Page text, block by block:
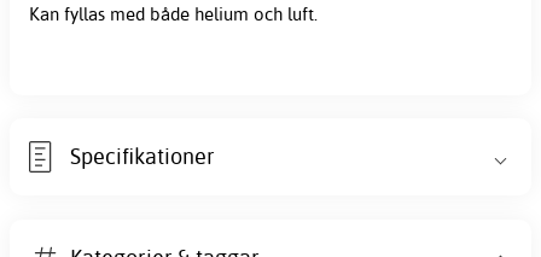
Kan fyllas med både helium och luft.
Specifikationer